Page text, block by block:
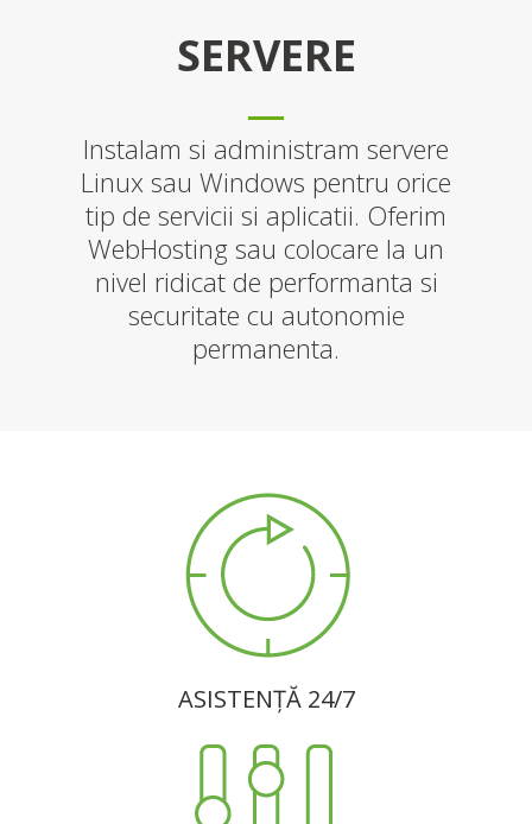
SERVERE
Instalam si administram servere
Linux sau Windows pentru orice
tip de servicii si aplicatii. Oferim
WebHosting sau colocare la un
nivel ridicat de performanta si
securitate cu autonomie
permanenta.
ASISTENȚĂ 24/7